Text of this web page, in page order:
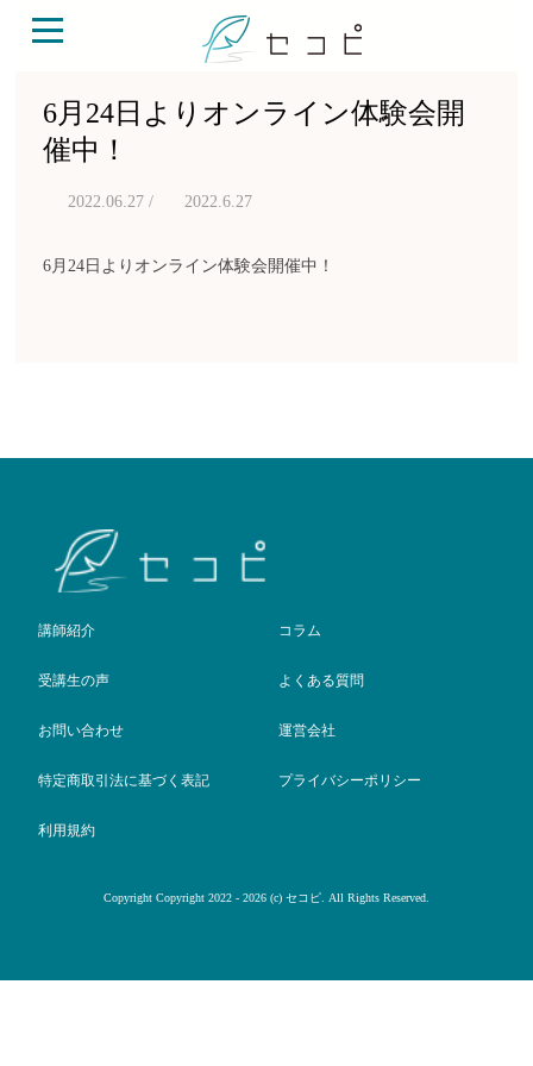
6月24日よりオンライン体験会開
催中！
2022.06.27 / 2022.6.27
6月24日よりオンライン体験会開催中！
講師紹介 コラム
受講生の声 よくある質問
お問い合わせ 運営会社
特定商取引法に基づく表記 プライバシーポリシー
利用規約
Copyright Copyright 2022 - 2026 (c) セコピ. All Rights Reserved.